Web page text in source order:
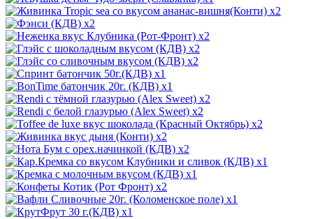
x2
x2
x2
x2
x2
x1
x1
x2
x2
x2
x2
x2
x1
x1
x2
x1
x1